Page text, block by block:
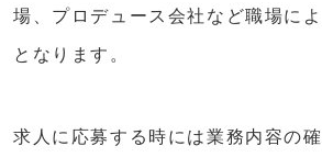
場、プロデュース会社など職場に
となります。
求人に応募する時には業務内容の